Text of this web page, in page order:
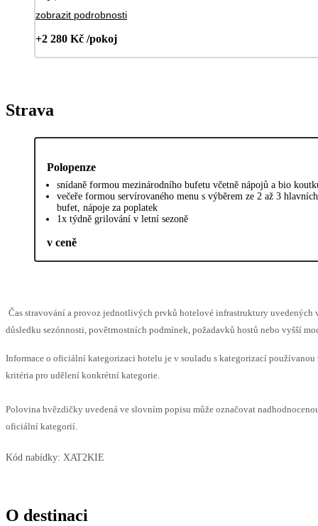
zobrazit podrobnosti
+2 280 Kč /pokoj
Strava
Polopenze
snídaně formou mezinárodního bufetu včetně nápojů a bio
večeře formou servírovaného menu s výběrem ze 2 až 3
bufet, nápoje za poplatek
1x týdně grilování v letní sezoně
v ceně
Čas stravování a provoz jednotlivých prvků hotelové infrastruktury uvedených
důsledku sezónnosti, povětrnostních podmínek, požadavků hostů nebo vyšší
Informace o oficiální kategorizaci hotelu je v souladu s kategorizací
kritéria pro udělení konkrétní kategorie.
Polovina hvězdičky uvedená ve slovním popisu může označovat
oficiální kategorií.
Kód nabídky: XAT2KIE
O destinaci